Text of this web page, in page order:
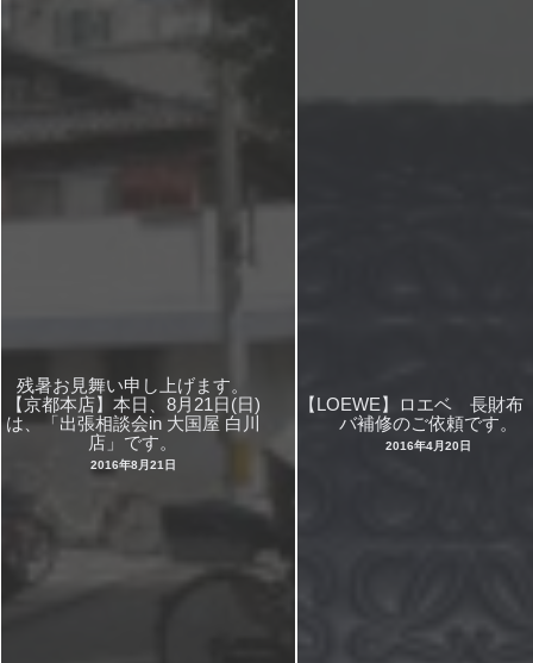
残暑お見舞い申し上げます。
【京都本店】本日、8月21日(日)
は、「出張相談会in 大国屋 白川
店」です。
2016年8月21日
【LOEWE】ロエベ 長財
バ補修のご依頼です。
2016年4月20日